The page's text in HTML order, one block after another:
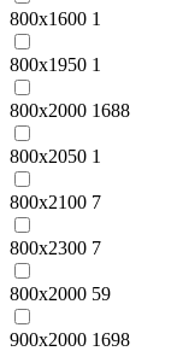
800x1600 1
800x1950 1
800x2000 1688
800x2050 1
800x2100 7
800x2300 7
800х2000 59
900x2000 1698